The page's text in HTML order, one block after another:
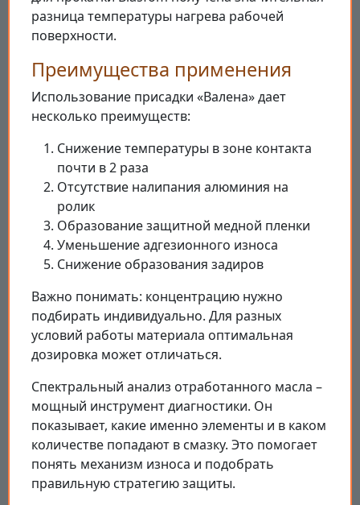
разница температуры нагрева рабочей
поверхности.
Преимущества применения
Использование присадки «Валена» дает
несколько преимуществ:
Снижение температуры в зоне контакта
почти в 2 раза
Отсутствие налипания алюминия на
ролик
Образование защитной медной пленки
Уменьшение адгезионного износа
Снижение образования задиров
Важно понимать: концентрацию нужно
подбирать индивидуально. Для разных
условий работы материала оптимальная
дозировка может отличаться.
Спектральный анализ отработанного масла –
мощный инструмент диагностики. Он
показывает, какие именно элементы и в каком
количестве попадают в смазку. Это помогает
понять механизм износа и подобрать
правильную стратегию защиты.